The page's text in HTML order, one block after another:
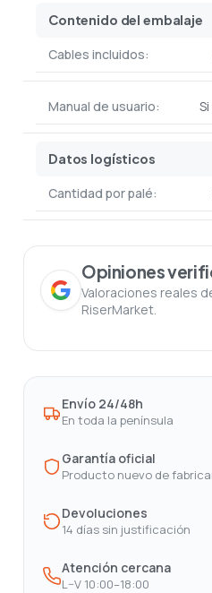
Contenido del embalaje
Cables incluidos:
Manual de usuario: Si
Datos logísticos
Cantidad por palé:
Opiniones
Valoraciones reales
RiserMarket.
Envío 24/48h
En toda la península
Garantía oficial
Producto nuevo de
Devoluciones
14 días sin justificación
Atención cercana
L–V 10:00–18:00